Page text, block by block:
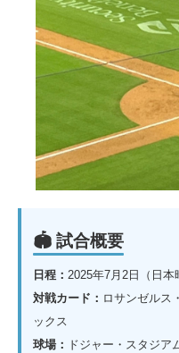
🏟 試合概要
日程：2025年7月2日（日本
対戦カード： ロサンゼルス
ックス
球場： ドジャー・スタジア